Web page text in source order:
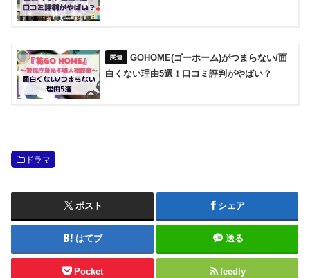
GOHOME(ゴーホーム)がつまらない/面
白くない理由5選！口コミ評判がやばい？
ドラマ
ポスト シェア
はてブ 送る
Pocket feedly